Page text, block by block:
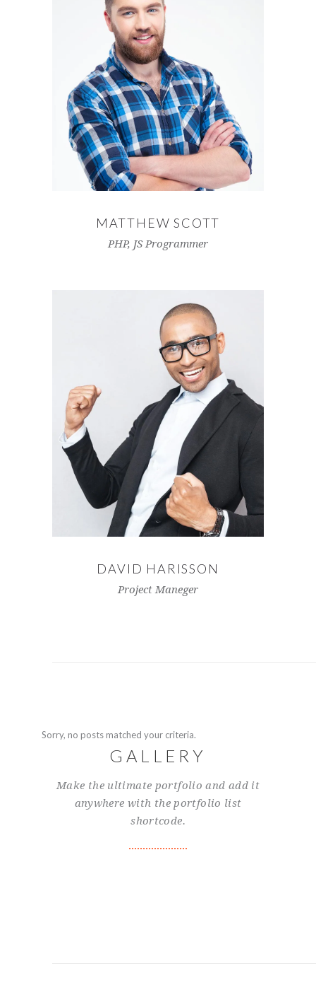
MATTHEW SCOTT
PHP, JS Programmer
DAVID HARISSON
Project Maneger
Sorry, no posts matched your criteria.
GALLERY
Make the ultimate portfolio and add it
anywhere with the portfolio list
shortcode.